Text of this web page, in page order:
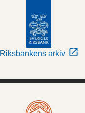
Riksbankens arkiv